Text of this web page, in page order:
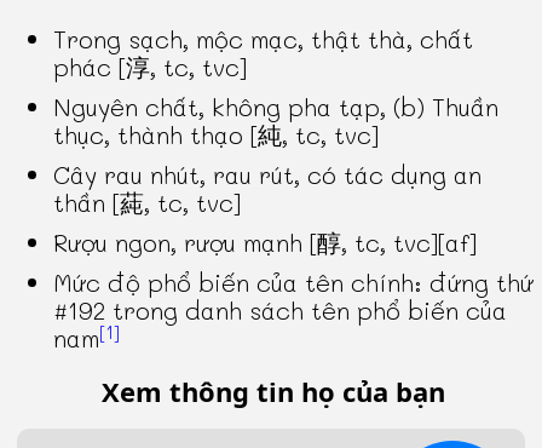
Trong sạch, mộc mạc, thật thà, chất
phác [淳, tc, tvc]
Nguyên chất, không pha tạp, (b) Thuần
thục, thành thạo [純, tc, tvc]
Cây rau nhút, rau rút, có tác dụng an
thần [蒓, tc, tvc]
Rượu ngon, rượu mạnh [醇, tc, tvc][af]
Mức độ phổ biến của tên chính: đứng thứ
#192 trong danh sách tên phổ biến của
nam[1]
Xem thông tin họ của bạn